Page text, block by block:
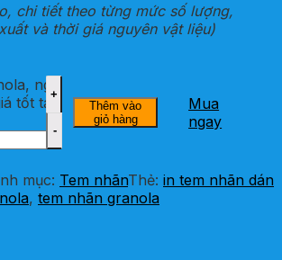
chi tiết theo từng mức số lượng,
và thời giá nguyên vật liệu)
ngũ
tốt tại
Thêm vào
giỏ hàng
Mua
ngay
mục: Tem nhãnThẻ: in tem nhãn dán
, tem nhãn granola
of Content